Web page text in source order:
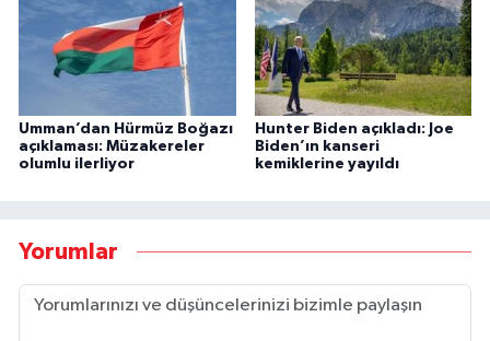
Umman’dan Hürmüz Boğazı
açıklaması: Müzakereler
olumlu ilerliyor
Hunter Biden açıkladı: Joe
Biden’ın kanseri
kemiklerine yayıldı
Yorumlar